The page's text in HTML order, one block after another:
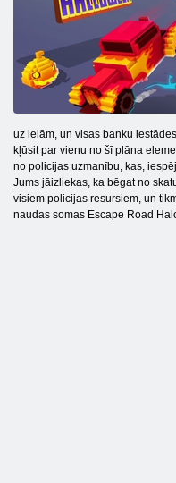
uz ielām, un visas banku
kļūsit par vienu no šī plāna
no policijas uzmanību, kas,
Jums jāizliekas, ka bēgat no
visiem policijas resursiem, un
naudas somas Escape Road